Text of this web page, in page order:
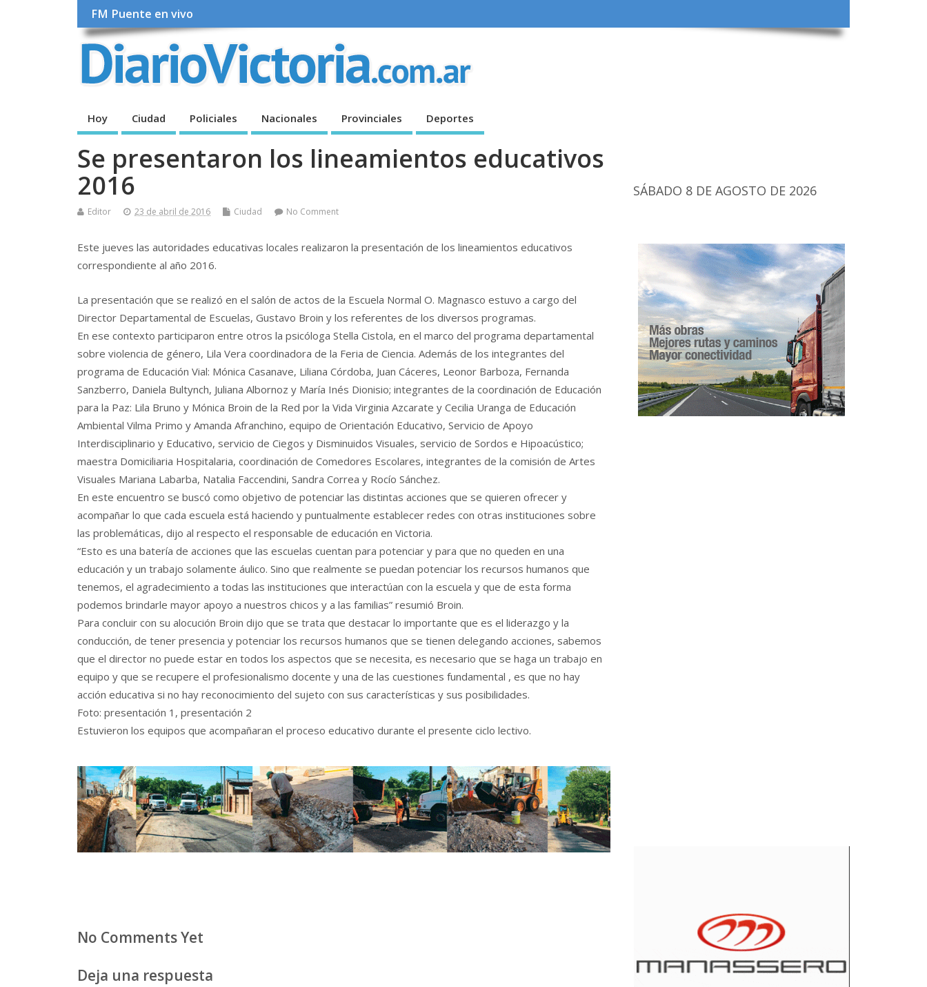
FM Puente en vivo
Hoy Ciudad Policiales Nacionales Provinciales Deportes
Se presentaron los lineamientos educativos
2016
Editor 23 de abril de 2016 Ciudad No Comment
Este jueves las autoridades educativas locales realizaron la presentación de los lineamientos educativos
correspondiente al año 2016.
La presentación que se realizó en el salón de actos de la Escuela Normal O. Magnasco estuvo a cargo del
Director Departamental de Escuelas, Gustavo Broin y los referentes de los diversos programas.
En ese contexto participaron entre otros la psicóloga Stella Cistola, en el marco del programa departamental
sobre violencia de género, Lila Vera coordinadora de la Feria de Ciencia. Además de los integrantes del
programa de Educación Vial: Mónica Casanave, Liliana Córdoba, Juan Cáceres, Leonor Barboza, Fernanda
Sanzberro, Daniela Bultynch, Juliana Albornoz y María Inés Dionisio; integrantes de la coordinación de Educación
para la Paz: Lila Bruno y Mónica Broin de la Red por la Vida Virginia Azcarate y Cecilia Uranga de Educación
Ambiental Vilma Primo y Amanda Afranchino, equipo de Orientación Educativo, Servicio de Apoyo
Interdisciplinario y Educativo, servicio de Ciegos y Disminuidos Visuales, servicio de Sordos e Hipoacústico;
maestra Domiciliaria Hospitalaria, coordinación de Comedores Escolares, integrantes de la comisión de Artes
Visuales Mariana Labarba, Natalia Faccendini, Sandra Correa y Rocío Sánchez.
En este encuentro se buscó como objetivo de potenciar las distintas acciones que se quieren ofrecer y
acompañar lo que cada escuela está haciendo y puntualmente establecer redes con otras instituciones sobre
las problemáticas, dijo al respecto el responsable de educación en Victoria.
“Esto es una batería de acciones que las escuelas cuentan para potenciar y para que no queden en una
educación y un trabajo solamente áulico. Sino que realmente se puedan potenciar los recursos humanos que
tenemos, el agradecimiento a todas las instituciones que interactúan con la escuela y que de esta forma
podemos brindarle mayor apoyo a nuestros chicos y a las familias” resumió Broin.
Para concluir con su alocución Broin dijo que se trata que destacar lo importante que es el liderazgo y la
conducción, de tener presencia y potenciar los recursos humanos que se tienen delegando acciones, sabemos
que el director no puede estar en todos los aspectos que se necesita, es necesario que se haga un trabajo en
equipo y que se recupere el profesionalismo docente y una de las cuestiones fundamental , es que no hay
acción educativa si no hay reconocimiento del sujeto con sus características y sus posibilidades.
Foto: presentación 1, presentación 2
Estuvieron los equipos que acompañaran el proceso educativo durante el presente ciclo lectivo.
No Comments Yet
Deja una respuesta
SÁBADO 8 DE AGOSTO DE 2026